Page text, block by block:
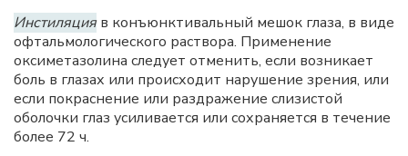
Инстиляцияв конъюнктивальный мешок глаза, в виде
офтальмологического раствора. Применение
оксиметазолина следует отменить, если возникает
боль в глазах или происходит нарушение зрения, или
если покраснение или раздражение слизистой
оболочки глаз усиливается или сохраняется в течение
более 72 ч.